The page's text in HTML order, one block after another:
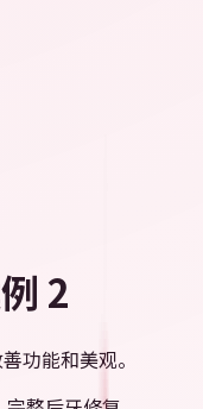
2
功能和美观。